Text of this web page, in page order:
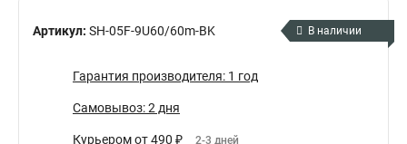
Артикул: SH-05F-9U60/60m-BK В наличии
Гарантия производителя: 1 год
Самовывоз: 2 дня
Курьером от 490 ₽ 2-3 дней